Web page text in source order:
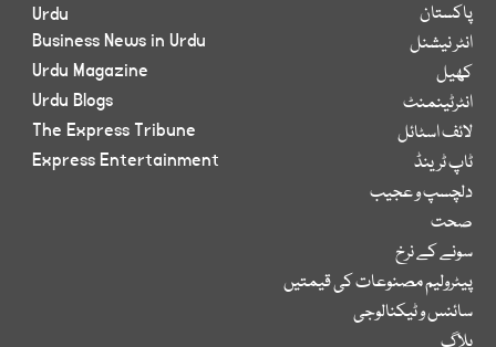
پاکستان
انٹر نیشنل
کھیل
انٹرٹینمنٹ
لائف اسٹائل
ٹاپ ٹرینڈ
دلچسپ و عجیب
صحت
سونے کے نرخ
پیٹرولیم مصنوعات کی قیمتیں
سائنس و ٹیکنالوجی
Urdu
Business News in Urdu
Urdu Magazine
Urdu Blogs
The Express Tribune
Express Entertainment